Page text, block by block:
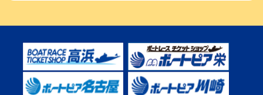
んでもらったし、恩返しをしたいです」～とこなめルーキーＳ
【常滑ボート・ルーキーＳ】荒木颯斗 予選９位でセミファイナル進
出「そろそろ優勝したい」
2026年08月02日